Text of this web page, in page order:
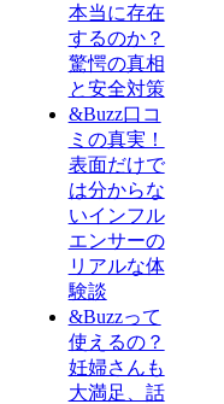
本当に存在
するのか？
驚愕の真相
と安全対策
&Buzz口コ
ミの真実！
表面だけで
は分からな
いインフル
エンサーの
リアルな体
験談
&Buzzって
使えるの？
妊婦さんも
大満足、話